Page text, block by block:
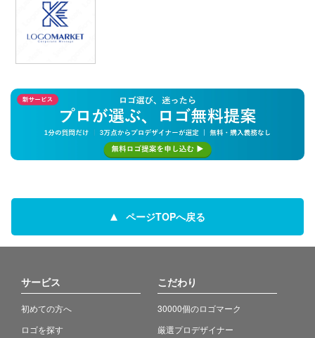
ページTOPへ戻る
サービス
初めての方へ
ロゴを探す
こだわり
30000個のロゴマーク
厳選プロデザイナー